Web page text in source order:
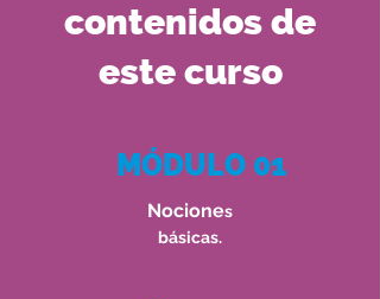
contenidos de
este curso
MÓDULO 01
Nociones
básicas.